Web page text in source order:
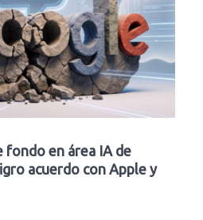
fondo en área IA de
acuerdo con Apple y